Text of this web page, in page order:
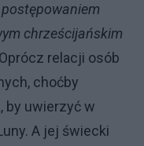
chrześcijańskim
relacji osób
choćby
by uwierzyć w
A jej świecki